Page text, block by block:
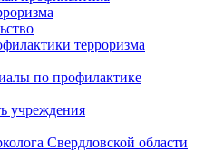
терроризма
по профилактике
учреждения
Свердловской области